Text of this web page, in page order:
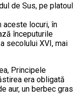
de Sus, pe platoul
aceste locuri, în
începuturile
secolului XVI, mai
Principele
era obligată
aur, un berbec gras